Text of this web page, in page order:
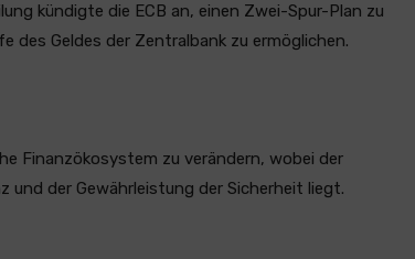
kündigte die ECB an, einen Zwei-Spur-Plan zu
des Geldes der Zentralbank zu ermöglichen.
Finanzökosystem zu verändern, wobei der
und der Gewährleistung der Sicherheit liegt.